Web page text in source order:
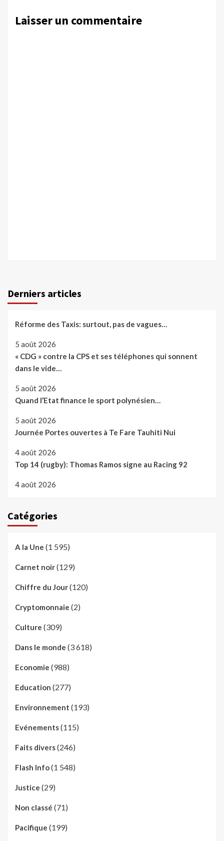
Laisser un commentaire
Derniers articles
Réforme des Taxis: surtout, pas de vagues…
5 août 2026
« CDG » contre la CPS et ses téléphones qui sonnent
dans le vide…
5 août 2026
Quand l’Etat finance le sport polynésien…
5 août 2026
Journée Portes ouvertes à Te Fare Tauhiti Nui
4 août 2026
Top 14 (rugby): Thomas Ramos signe au Racing 92
4 août 2026
Catégories
A la Une (1 595)
Carnet noir(129)
Chiffre du Jour(120)
Cryptomonnaie (2)
Culture (309)
Dans le monde (3 618)
Economie (988)
Education (277)
Environnement (193)
Evénements(115)
Faits divers(246)
Flash Info(1 548)
Justice (29)
Non classé (71)
Pacifique (199)